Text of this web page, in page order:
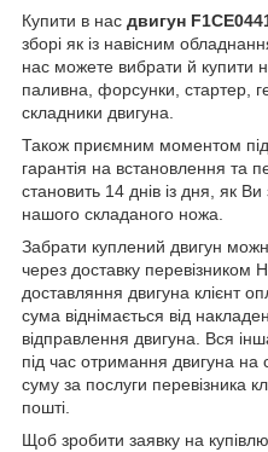
Купити в нас двигун
зборі як із навісним
нас можете вибрати й купити
паливна, форсунки, стартер,
складники двигуна.
Також приємним моментом під
гарантія на встановлення та
становить 14 днів із дня, як
нашого складаного ножа.
Забрати куплений двигун
через доставку
доставляння двигуна клієнт
сума віднімається від
відправлення двигуна. Вся
під час отримання двигуна на
суму за послуги перевізника
пошті.
Щоб зробити заявку на